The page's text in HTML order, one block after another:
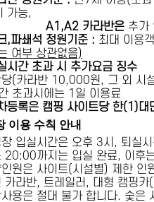
가능,
카라반은 추가
,파쇄석 정원기준 : 최대 이용
여부 상관없음)
시간 초과 시 추가요금 징수
(카라반 10,000원, 그 외 시
초과시에는 1일 이용료
등록은 캠핑 사이트당 한(1)대
이용 수칙 안내
입실시간은 오후 3시, 퇴실
20:00까지는 입실 완료, 이후
원은 사이트(시설별) 제한 인
카라반, 트레일러, 대형 캠핑카
용은 절대 불가 합니다. 숯은